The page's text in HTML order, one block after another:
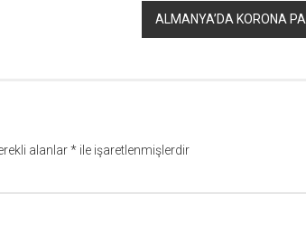
ALMANYA’DA KORONA
alanlar*ile işaretlenmişlerdir